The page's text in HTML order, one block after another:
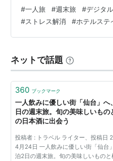
ない 誰かのための時間ばかり
がない もし一つでも当てはま
は、あなたが思っている以上
ピングで発散するのも一つの
に本当に必要なのは、一時的
#一人旅 #週末旅 #デジタ
#ストレス解消 #ホテルステ
ネットで話題
360 ブックマーク
一人飲みに優しい街「仙台」へ
日の週末旅。旬の美味しいもの
の日本酒に出会う
投稿者 : トラベル ライター、投稿日
4月24日 一人飲みに優しい街「仙台
泊2日の週末旅。旬の美味しいものと